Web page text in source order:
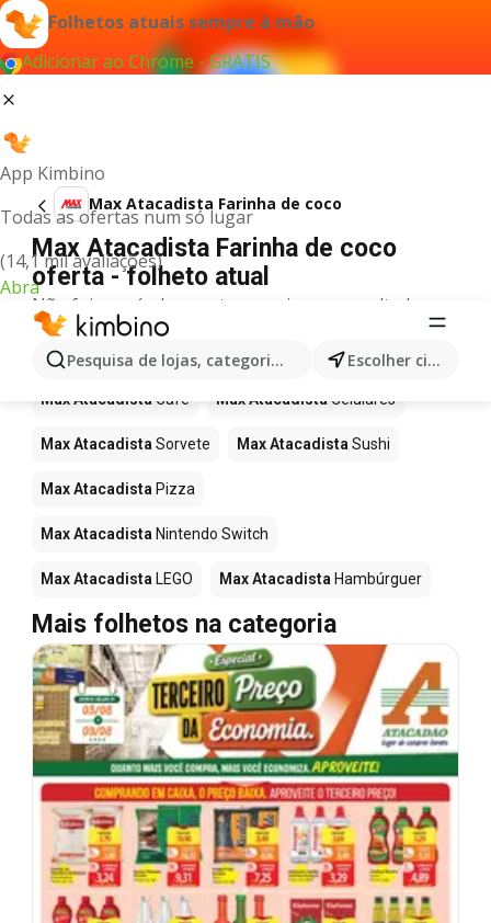
Folhetos atuais sempre à mão
Adicionar ao Chrome - GRÁTIS
App Kimbino
Todas as ofertas num só lugar
(14,1 mil avaliações)
Abra
Pesquisa de lojas, categorias,produtos... Escolher cidade
Max Atacadista Farinha de coco
Max Atacadista Farinha de coco
oferta - folheto atual
Não foi possível encontrar quaisquer resultados
para este termo.
Mais produtos em Max Atacadista
Max Atacadista Café Max Atacadista Celulares
Max Atacadista Sorvete Max Atacadista Sushi
Max Atacadista Pizza
Max Atacadista Nintendo Switch
Max Atacadista LEGO Max Atacadista Hambúrguer
Mais folhetos na categoria